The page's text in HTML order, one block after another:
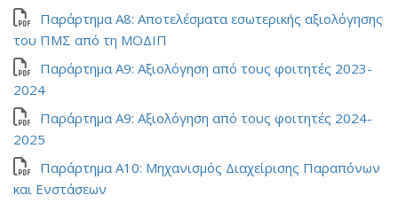
Παράρτημα Α8: Αποτελέσματα εσωτερικής αξιολόγησης
του ΠΜΣ από τη ΜΟΔΙΠ
Παράρτημα Α9: Αξιολόγηση από τους φοιτητές 2023-
2024
Παράρτημα Α9: Αξιολόγηση από τους φοιτητές 2024-
2025
Παράρτημα Α10: Μηχανισμός Διαχείρισης Παραπόνων
και Ενστάσεων